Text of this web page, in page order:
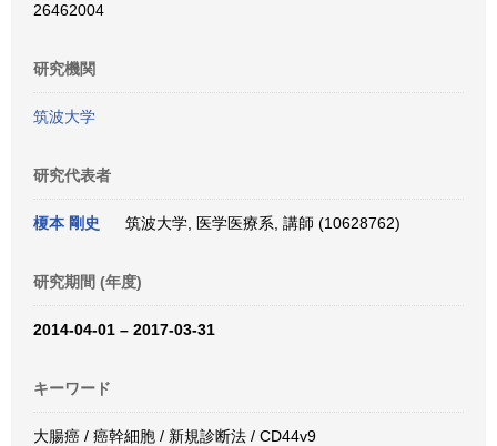
26462004
研究機関
筑波大学
研究代表者
榎本 剛史 筑波大学, 医学医療系, 講師 (10628762)
研究期間 (年度)
2014-04-01 – 2017-03-31
キーワード
大腸癌 / 癌幹細胞 / 新規診断法 / CD44v9